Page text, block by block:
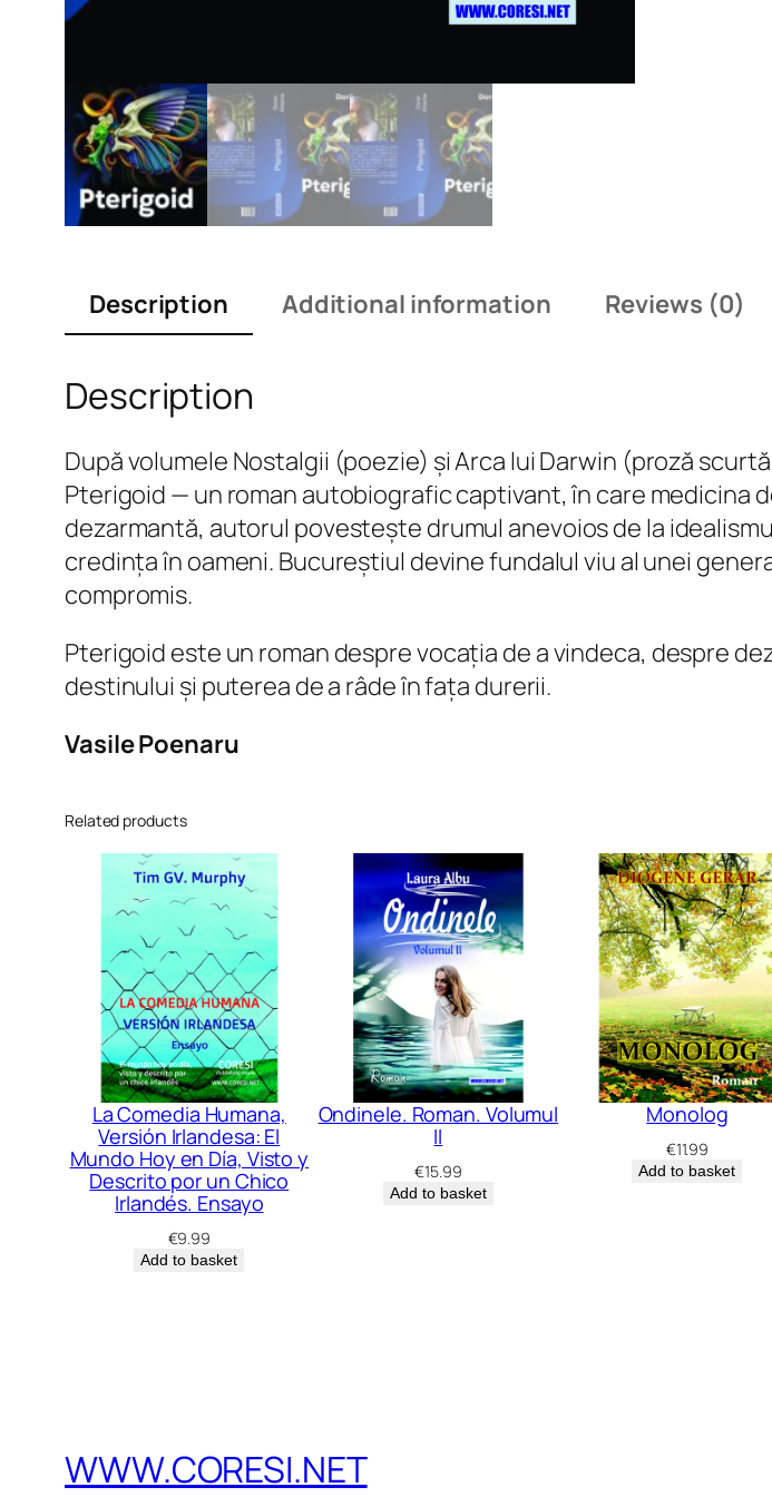
Description Additional information Reviews (0)
Description
După volumele Nostalgii (poezie) și Arca lui Darwin (proză
Pterigoid — un roman autobiografic captivant, în care medicina
dezarmantă, autorul povestește drumul anevoios de la
credința în oameni. Bucureștiul devine fundalul viu al unei
compromis.
Pterigoid este un roman despre vocația de a vindeca, despre
destinului și puterea de a râde în fața durerii.
Vasile Poenaru
Related products
La Comedia Humana,
Versión Irlandesa: El
Mundo Hoy en Día, Visto y
Descrito por un Chico
Irlandés. Ensayo
€9.99
Add to basket
Ondinele. Roman. Volumul
II
€15.99
Add to basket
Monolog
€11.99
Add to basket
WWW.CORESI.NET